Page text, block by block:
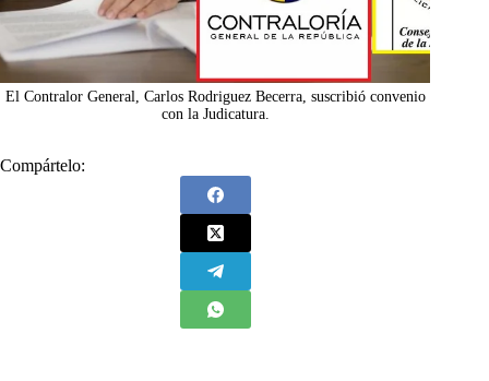
El Contralor General, Carlos Rodriguez Becerra, suscribió convenio
con la Judicatura.
Compártelo: